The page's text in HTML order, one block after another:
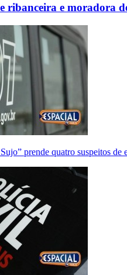
ribanceira e moradora
prende quatro suspeitos de